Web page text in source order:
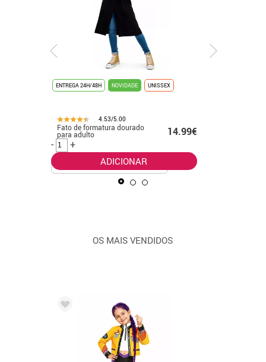
ENTREGA 24H/48H NOVIDADE UNISSEX
4.53/5.00
Fato de formatura dourado
para adulto
14.99€
-
+
ADICIONAR
OS MAIS VENDIDOS